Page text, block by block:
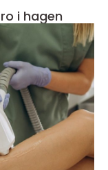
i hagen